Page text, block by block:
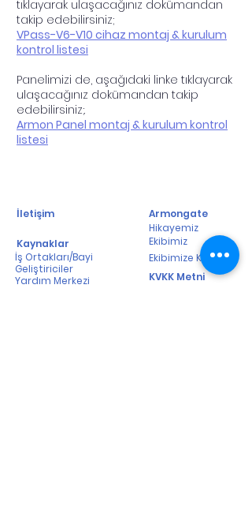
tıklayarak ulaşacağınız dokümandan
takip edebilirsiniz;
VPass-V6-V10 cihaz montaj & kurulum
kontrol listesi
Panelimizi de, aşağıdaki linke tıklayarak
ulaşacağınız dokümandan takip
edebilirsiniz;.
Armon Panel montaj & kurulum kontrol
listesi
İletişim
Armongate
Hikayemiz
Kaynaklar
İş Ortakları/Bayi
Geliştiriciler
Yardım Merkezi
Ekibimiz
Ekibimize Katılın
KVKK Metni